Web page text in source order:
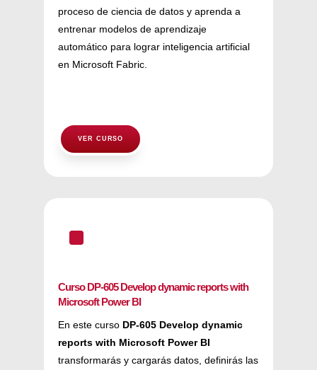
proceso de ciencia de datos y aprenda a
entrenar modelos de aprendizaje
automático para lograr inteligencia artificial
en Microsoft Fabric.
VER CURSO
^
Curso DP-605 Develop dynamic reports with
Microsoft Power BI
En este curso DP-605 Develop dynamic
reports with Microsoft Power BI
transformarás y cargarás datos, definirás las